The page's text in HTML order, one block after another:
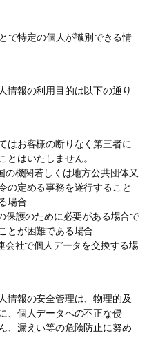
で特定の個人が識別できる情
情報の利用目的は以下の通り
はお客様の断りなく第三者に
はいたしません。
の機関若しくは地方公共団体又
の定める事務を遂行すること
場合
保護のために必要がある場合で
とが困難である場合
会社で個人データを交換する場
情報の安全管理は、物理的及
、個人データへの不正な侵
、漏えい等の危険防止に努め